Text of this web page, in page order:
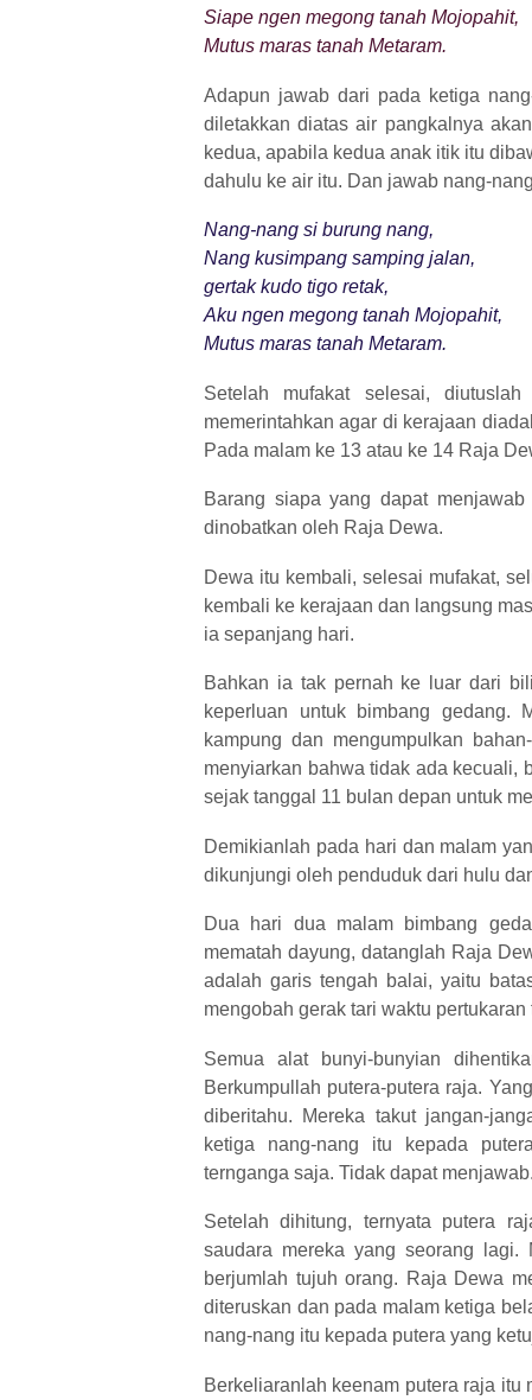
Siape ngen megong tanah Mojopahit,
Mutus maras tanah Metaram.
Adapun jawab dari pada ketiga
diletakkan diatas air pangkalnya
kedua, apabila kedua anak itik itu
dahulu ke air itu. Dan jawab nang-
Nang-nang si burung nang,
Nang kusimpang samping jalan,
gertak kudo tigo retak,
Aku ngen megong tanah Mojopahit,
Mutus maras tanah Metaram.
Setelah mufakat selesai,
memerintahkan agar di kerajaan
Pada malam ke 13 atau ke 14 Raja
Barang siapa yang dapat
dinobatkan oleh Raja Dewa.
Dewa itu kembali, selesai mufakat,
kembali ke kerajaan dan langsung
ia sepanjang hari.
Bahkan ia tak pernah ke luar dari
keperluan untuk bimbang gedang.
kampung dan mengumpulkan
menyiarkan bahwa tidak ada kecuali,
sejak tanggal 11 bulan depan untuk
Demikianlah pada hari dan malam
dikunjungi oleh penduduk dari hulu
Dua hari dua malam bimbang
mematah dayung, datanglah Raja
adalah garis tengah balai, yaitu
mengobah gerak tari waktu
Semua alat bunyi-bunyian
Berkumpullah putera-putera raja.
diberitahu. Mereka takut jangan-
ketiga nang-nang itu kepada
ternganga saja. Tidak dapat menjawab.
Setelah dihitung, ternyata putera
saudara mereka yang seorang lagi.
berjumlah tujuh orang. Raja Dewa
diteruskan dan pada malam ketiga
nang-nang itu kepada putera yang
Berkeliaranlah keenam putera raja